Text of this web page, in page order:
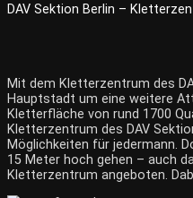
DAV Sektion Berlin –
Mit dem Kletterzentrum des
Hauptstadt um eine weitere
Kletterfläche von rund 1700
Kletterzentrum des DAV
Möglichkeiten für jedermann.
15 Meter hoch gehen – auch
Kletterzentrum angeboten.